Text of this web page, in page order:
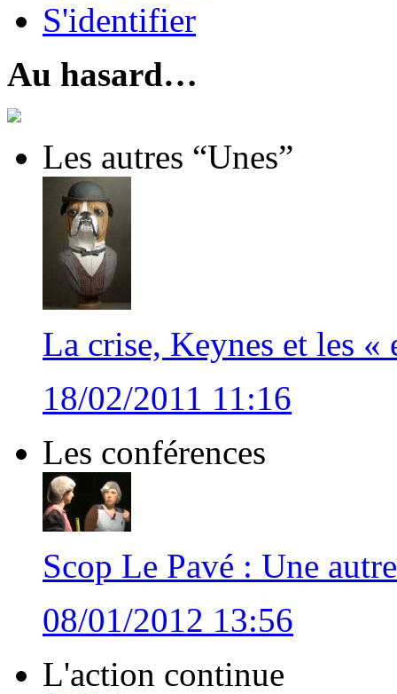
S'identifier
Au hasard…
Les autres “Unes”
La crise, Keynes et les «
18/02/2011 11:16
Les conférences
Scop Le Pavé : Une
08/01/2012 13:56
L'action continue